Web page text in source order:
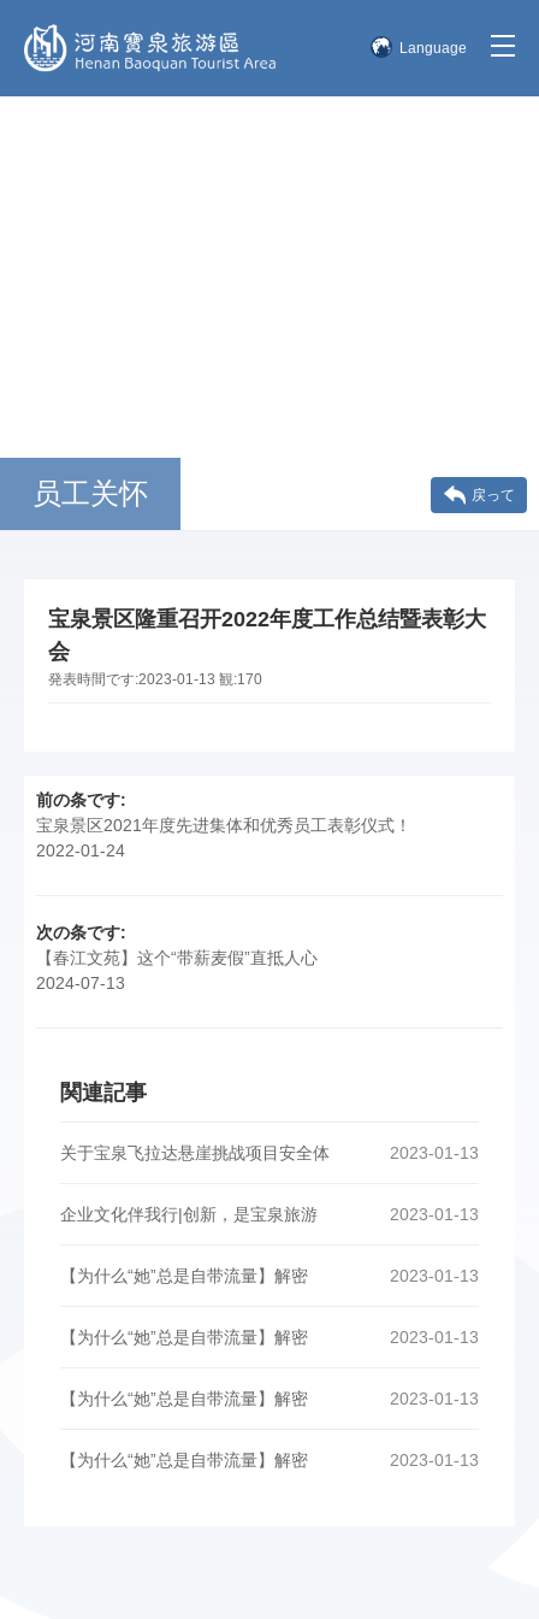
Language
员工关怀 戻って
宝泉景区隆重召开2022年度工作总结暨表彰大
会
発表時間です:2023-01-13 観:170
前の条です:
宝泉景区2021年度先进集体和优秀员工表彰仪式！
2022-01-24
次の条です:
【春江文苑】这个“带薪麦假”直抵人心
2024-07-13
関連記事
2023-01-13
关于宝泉飞拉达悬崖挑战项目安全体
2023-01-13
企业文化伴我行|创新，是宝泉旅游
2023-01-13
【为什么“她”总是自带流量】解密
2023-01-13
【为什么“她”总是自带流量】解密
2023-01-13
【为什么“她”总是自带流量】解密
2023-01-13
【为什么“她”总是自带流量】解密